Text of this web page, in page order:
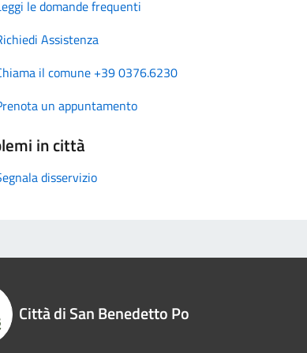
le domande frequenti
Assistenza
il comune +39 0376.6230
un appuntamento
in città
disservizio
Città di San Benedetto Po